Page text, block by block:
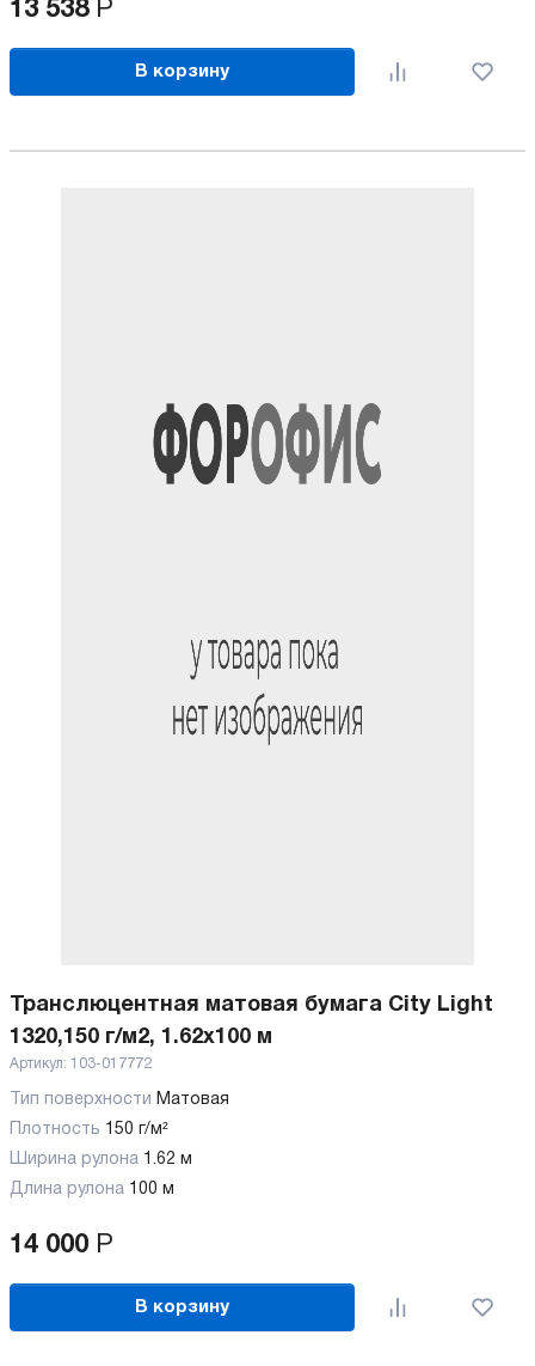
13 538 Р
В корзину
Транслюцентная матовая бумага City Light
1320,150 г/м2, 1.62x100 м
Артикул: 103-017772
Тип поверхности Матовая
Плотность 150 г/м²
Ширина рулона 1.62 м
Длина рулона 100 м
14 000 Р
В корзину